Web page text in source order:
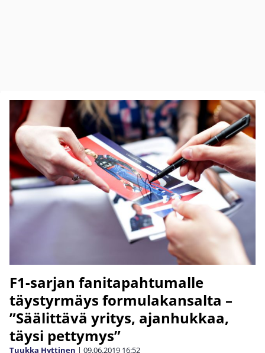
F1-sarjan fanitapahtumalle
täystyrmäys formulakansalta –
”Säälittävä yritys, ajanhukkaa,
täysi pettymys”
Tuukka Hyttinen | 09.06.2019 16:52